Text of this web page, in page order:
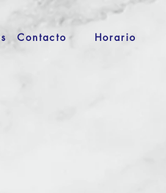
Contacto Horario